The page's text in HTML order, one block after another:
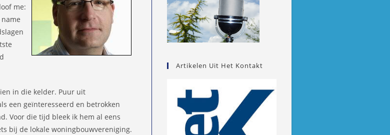
me:
in die kelder. Puur uit
een geïnteresseerd en betrokken
Voor die tijd bleek ik hem al eens
bij de lokale woningbouwvereniging.
Artikelen Uit Het Kontakt